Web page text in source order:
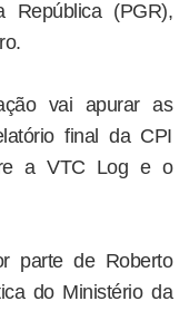
República (PGR),
vai apurar as
final da CPI
a VTC Log e o
parte de Roberto
do Ministério da